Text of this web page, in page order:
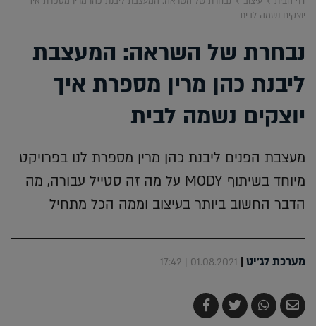
יוצקים נשמה לבית
נבחרת של השראה: המעצבת
ליבנת כהן מרין מספרת איך
יוצקים נשמה לבית
מעצבת הפנים ליבנת כהן מרין מספרת לנו בפרויקט
מיוחד בשיתוף MODY על מה זה סטייל עבורה, מה
הדבר החשוב ביותר בעיצוב וממה הכל מתחיל
מערכת לג'יט|
01.08.2021 | 17:42
שלח
בדואר
שתף
ב-
צייץ
ב-
שתף
ב-